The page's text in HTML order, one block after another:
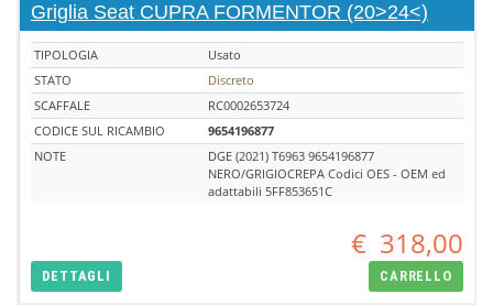
Griglia Seat CUPRA FORMENTOR (20>24<)
TIPOLOGIA
Usato
STATO
Discreto
SCAFFALE
RC0002653724
CODICE SUL RICAMBIO
9654196877
NOTE
DGE (2021) T6963 9654196877
NERO/GRIGIOCREPA Codici OES - OEM ed
adattabili 5FF853651C
€ 318,00
DETTAGLI CARRELLO